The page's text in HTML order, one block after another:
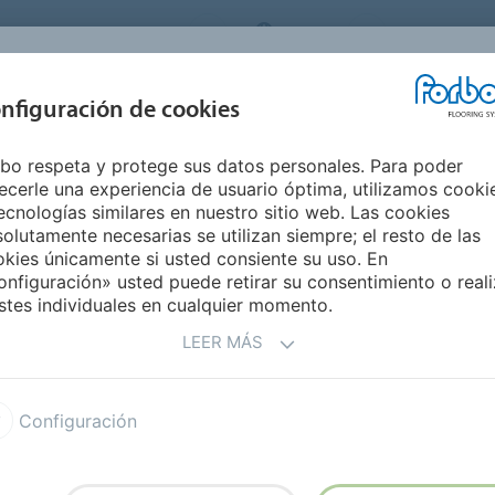
FLOORING SYSTEMS SPAIN
SEGMENTOS
INSPIRACIÓN Y
REFERENCIAS
SOSTENIBILIDAD
a través de la venta de la actividad
sintéticos, que pertenecían a la
de construcción,
en la división de Flooring Systems.
de cookies
respeta y protege sus datos personales. Para poder
una experiencia de usuario óptima, utilizamos
similares en nuestro sitio web. Las cookies
necesarias se utilizan siempre; el resto de las
únicamente si usted consiente su uso. En
usted puede retirar su consentimiento o
individuales en cualquier momento.
LEER MÁS
Configuración